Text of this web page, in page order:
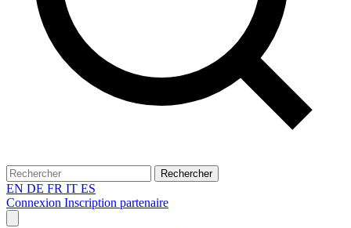
Rechercher
EN DE FR IT ES
Connexion Inscription partenaire